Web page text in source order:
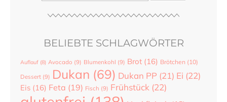
BELIEBTE SCHLAGWÖRTER
Auflauf (8) Avocado (9) Blumenkohl (9) Brot (16) Brötchen (10)
Dessert (9) Dukan (69) Dukan PP (21) Ei (22)
Eis (16) Feta (19) Fisch (9) Frühstück (22)